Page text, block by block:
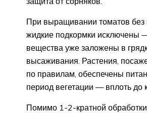
При выращивании томатов без
жидкие подкормки исключены
вещества уже заложены в
высаживания. Растения,
по правилам, обеспечены
период вегетации — вплоть до
Помимо 1-2-кратной